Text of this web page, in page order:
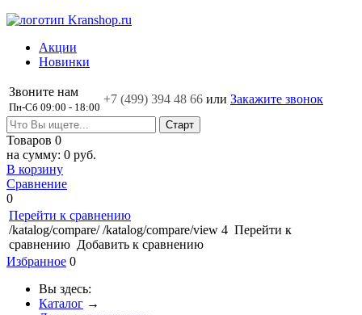
Акции
Новинки
Звоните нам
Пн-Сб 09:00 - 18:00
+7 (499) 394 48 66 или Закажите звонок
Товаров 0
на сумму: 0 руб.
В корзину
Сравнение
0
Перейти к сравнению
/katalog/compare/ /katalog/compare/view 4 Перейти к
сравнению Добавить к сравнению
Избранное 0
Вы здесь:
Каталог →